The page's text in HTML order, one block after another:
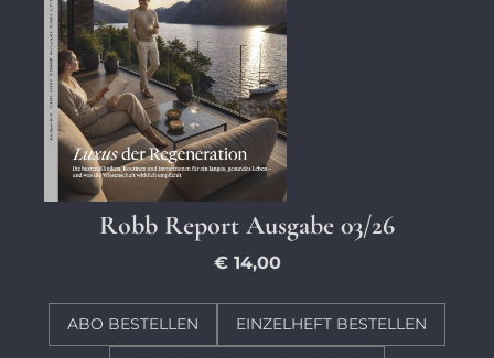
Robb Report Ausgabe 03/26
€ 14,00
ABO BESTELLEN EINZELHEFT BESTELLEN